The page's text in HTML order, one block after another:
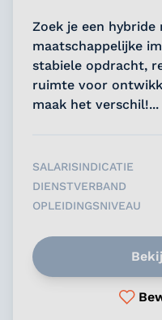
Zoek je een
maatschappelijke
stabiele opdracht,
ruimte voor
maak het verschil!...
SALARISINDICATIE
DIENSTVERBAND
OPLEIDINGSNIVEAU